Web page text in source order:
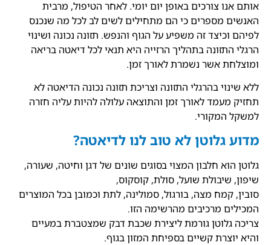
אותם אנו צורכים באופן יום יומי. לאחר הטיפול, מרבית
האנשים מספרים כי הם מתחילים לשים לב לכל מה שנכנס
לפיהם וכיצד זה משפיע על הגוף והנפש. תזונה נכונה ושינוי
הרגלי התזונה בתהליך הרזייה היא תנאי לכל דיאטה בריאה
ומוצלחת אשר נשמרת לאורך זמן.
ללא שינוי בהרגלי התזונה וצריכת תזונה נכונה הדיאטה לא
תחזיק מעמד לאורך זמן והתוצאה עלולה להיות עליה חזרה
למשקל המקורי.
מדוע גלוטן לא טוב לנו לדיאטה?
גלוטן הוא חלבון המצוי בסוגים שונים של דגן וחיטה, שעורה,
שיפון, שיבולת שועל, סולת, קוסקוס,
סובין, קמח מצה, בורגול, סמולינה, לתת וכמובן בכל המוצרים
המכילים מרכיבים מהרשימה הזו.
צריכה גלוטן גורמת ליצירת שכבת דבק שמצטברת במעיים
והיא יוצרת קשיים בספיחת המזון בגוף.